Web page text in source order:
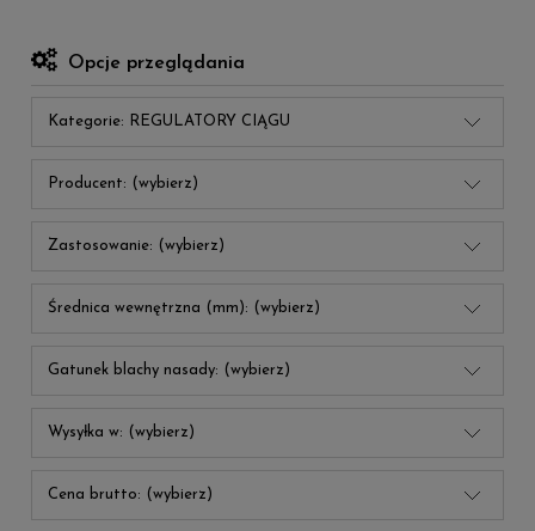
Opcje przeglądania
Kategorie: REGULATORY CIĄGU
Producent: (wybierz)
Zastosowanie: (wybierz)
Średnica wewnętrzna (mm): (wybierz)
Gatunek blachy nasady: (wybierz)
Wysyłka w: (wybierz)
Cena brutto: (wybierz)